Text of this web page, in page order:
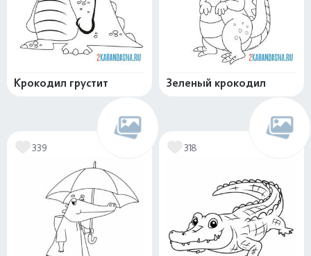
Крокодил грустит Зеленый крокодил
339 318